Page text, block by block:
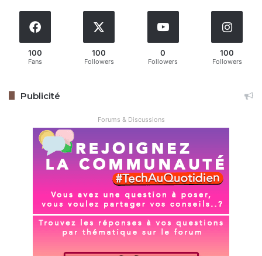
Suivez-nous pour les dernières mises à jour et guides.
Copy URL
100
Fans
100
Followers
0
Followers
100
Followers
Publicité
Forums & Discussions